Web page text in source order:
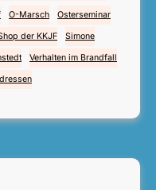
O-Marsch Osterseminar
der KKJF Simone
Verhalten im Brandfall